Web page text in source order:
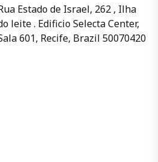
Estado de Israel, 262 , Ilha
leite . Edificio Selecta Center,
601, Recife, Brazil 50070420